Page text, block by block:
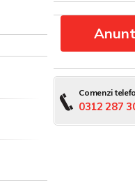
Comenzi
0312 287